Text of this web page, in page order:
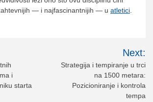
— i najfascinantnijih — u atletici
i
starta
Next:
Strategija i tempiranje u trci
na 1500 metara:
Pozicioniranje i kontrola
tempa